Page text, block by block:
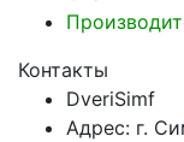
Контакты
DveriSimf
Адрес: г.